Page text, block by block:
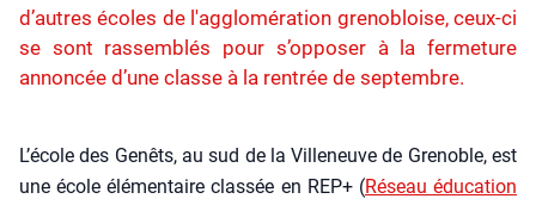
d’autres écoles de l'agglomération grenobloise, ceux-ci
se sont rassemblés pour s’opposer à la fermeture
annoncée d’une classe à la rentrée de septembre.
L’école des Genêts, au sud de la Vil­le­neuve de Gre­noble, est
une école élé­men­taire clas­sée en REP+ (Réseau édu­ca­tion